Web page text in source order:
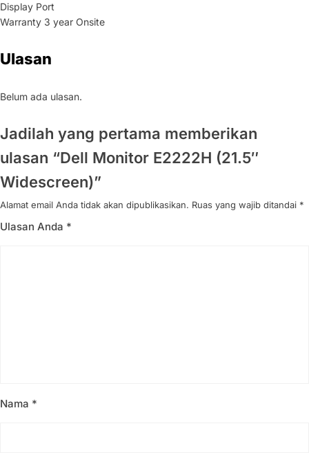
Display Port
Warranty 3 year Onsite
Ulasan
Belum ada ulasan.
Jadilah yang pertama memberikan
ulasan “Dell Monitor E2222H (21.5″
Widescreen)”
Alamat email Anda tidak akan dipublikasikan. Ruas yang wajib ditandai *
Ulasan Anda *
Nama *